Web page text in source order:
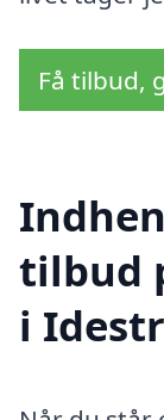
Få tilbud,
tilbud
i